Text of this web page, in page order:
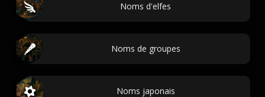
Noms d'elfes
Noms de groupes
Noms japonais